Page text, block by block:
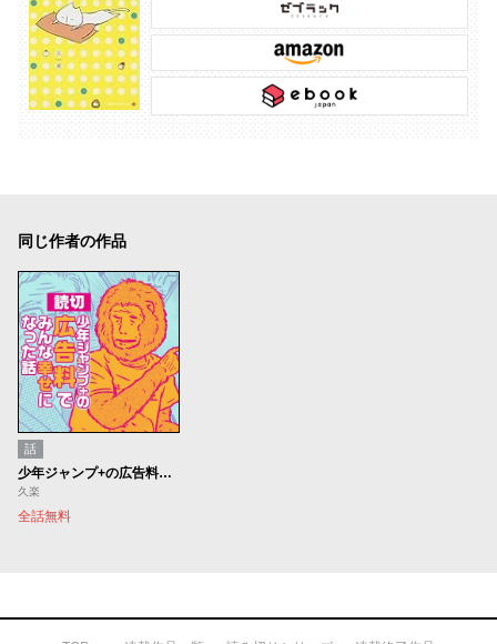
同じ作者の作品
話
少年ジャンプ+の広告料でみんな幸せになった話
久楽
全話無料